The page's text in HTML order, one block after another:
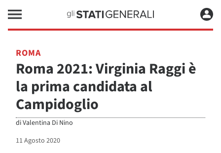
ROMA
Roma 2021: Virginia Raggi è
la prima candidata al
Campidoglio
diValentina Di Nino
11 Agosto 2020